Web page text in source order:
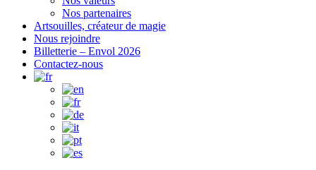
Nos partenaires
Artsouilles, créateur de magie
Nous rejoindre
Billetterie – Envol 2026
Contactez-nous